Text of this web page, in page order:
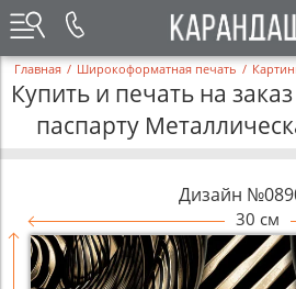
Главная / Широкоформатная печать /
Купить и печать на
паспарту
Дизайн
30 см